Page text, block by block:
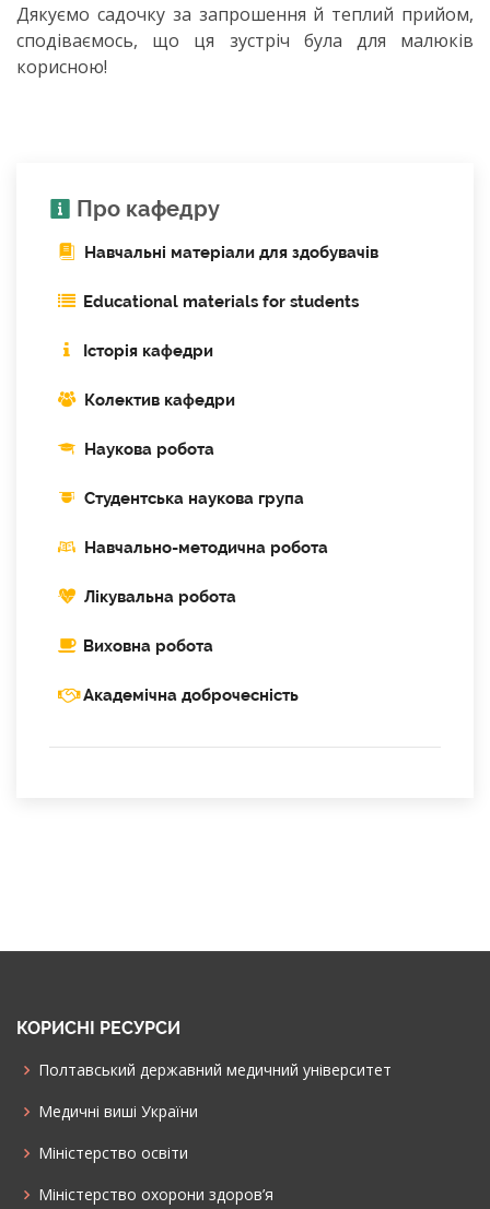
Дякуємо садочку за запрошення й теплий прийом,
сподіваємось, що ця зустріч була для малюків
корисною!
Про кафедру
Навчальні матеріали для здобувачів
Educational materials for students
Історія кафедри
Колектив кафедри
Наукова робота
Cтудентська наукова група
Навчально-методична робота
Лікувальна робота
Виховна робота
Академічна доброчесність
КОРИСНІ РЕСУРСИ
Полтавський державний медичний університет
Медичні виші України
Міністерство освіти
Міністерство охорони здоров’я